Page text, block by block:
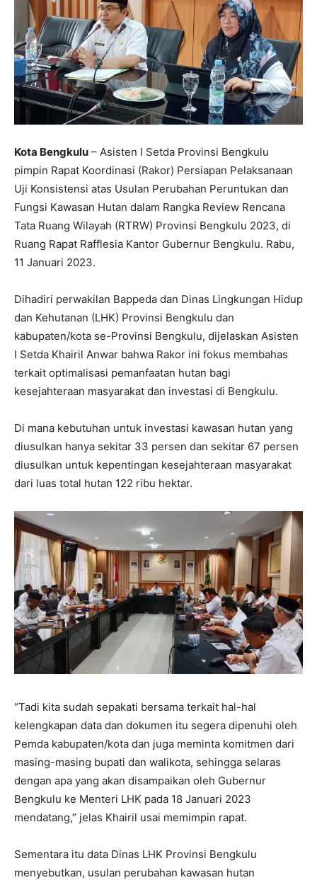
Kota Bengkulu – Asisten I Setda Provinsi Bengkulu
pimpin Rapat Koordinasi (Rakor) Persiapan Pelaksanaan
Uji Konsistensi atas Usulan Perubahan Peruntukan dan
Fungsi Kawasan Hutan dalam Rangka Review Rencana
Tata Ruang Wilayah (RTRW) Provinsi Bengkulu 2023, di
Ruang Rapat Rafflesia Kantor Gubernur Bengkulu. Rabu,
11 Januari 2023.
Dihadiri perwakilan Bappeda dan Dinas Lingkungan Hidup
dan Kehutanan (LHK) Provinsi Bengkulu dan
kabupaten/kota se-Provinsi Bengkulu, dijelaskan Asisten
I Setda Khairil Anwar bahwa Rakor ini fokus membahas
terkait optimalisasi pemanfaatan hutan bagi
kesejahteraan masyarakat dan investasi di Bengkulu.
Di mana kebutuhan untuk investasi kawasan hutan yang
diusulkan hanya sekitar 33 persen dan sekitar 67 persen
diusulkan untuk kepentingan kesejahteraan masyarakat
dari luas total hutan 122 ribu hektar.
“Tadi kita sudah sepakati bersama terkait hal-hal
kelengkapan data dan dokumen itu segera dipenuhi oleh
Pemda kabupaten/kota dan juga meminta komitmen dari
masing-masing bupati dan walikota, sehingga selaras
dengan apa yang akan disampaikan oleh Gubernur
Bengkulu ke Menteri LHK pada 18 Januari 2023
mendatang,” jelas Khairil usai memimpin rapat.
Sementara itu data Dinas LHK Provinsi Bengkulu
menyebutkan, usulan perubahan kawasan hutan